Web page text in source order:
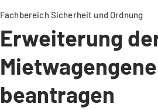
Fachbereich Sicherheit und Ordnung
Erweiterung
beantragen